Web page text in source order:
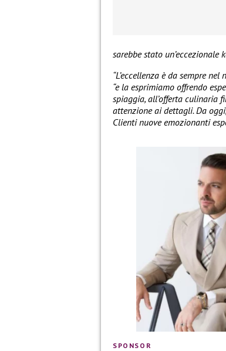
sarebbe stato
“L’eccellenza è da sempre nel
“e la esprimiamo offrendo
spiaggia, all’offerta culinaria
attenzione ai dettagli. Da
Clienti nuove emozionanti
SPONSOR